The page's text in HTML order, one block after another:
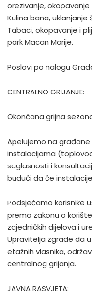
orezivanje,
Kulina bana,
Tabaci, okopavanje i
park Macan Marije.
Poslovi po nalogu
CENTRALNO GRIJANJE:
Okončana grijna
Apelujemo na
instalacijama
saglasnosti i
budući da će
Podsjećamo korisnike
prema zakonu o
zajedničkih dijelova i
Upravitelja zgrade da
etažnih vlasnika,
centralnog grijanja.
JAVNA RASVJETA: